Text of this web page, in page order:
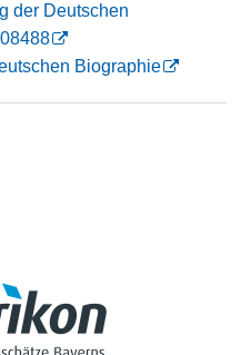
der Deutschen
Biographie